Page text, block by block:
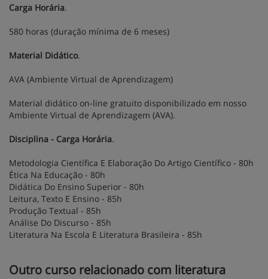
Carga Horária.
580 horas (duração mínima de 6 meses)
Material Didático.
AVA (Ambiente Virtual de Aprendizagem)
Material didático on-line gratuito disponibilizado em nosso
Ambiente Virtual de Aprendizagem (AVA).
Disciplina - Carga Horária.
Metodologia Científica E Elaboração Do Artigo Científico - 80h
Ética Na Educação - 80h
Didática Do Ensino Superior - 80h
Leitura, Texto E Ensino - 85h
Produção Textual - 85h
Análise Do Discurso - 85h
Literatura Na Escola E Literatura Brasileira - 85h
Outro curso relacionado com literatura